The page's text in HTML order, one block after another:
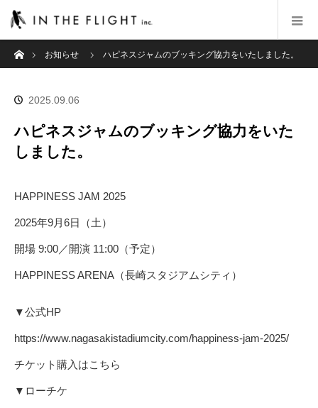
お知らせ
ハピネスジャムのブッキング協力をいたしました。
2025.09.06
ハピネスジャムのブッキング協力をいた
しました。
HAPPINESS JAM 2025
2025年9月6日（土）
開場 9:00／開演 11:00（予定）
HAPPINESS ARENA（長崎スタジアムシティ）
▼公式HP
https://www.nagasakistadiumcity.com/happiness-jam-2025/
チケット購入はこちら
▼ローチケ